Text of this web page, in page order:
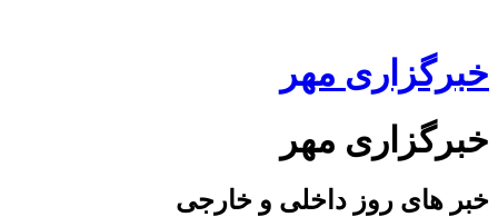
خبرگزاری مهر
خبرگزاری مهر
خبر های روز داخلی و خارجی